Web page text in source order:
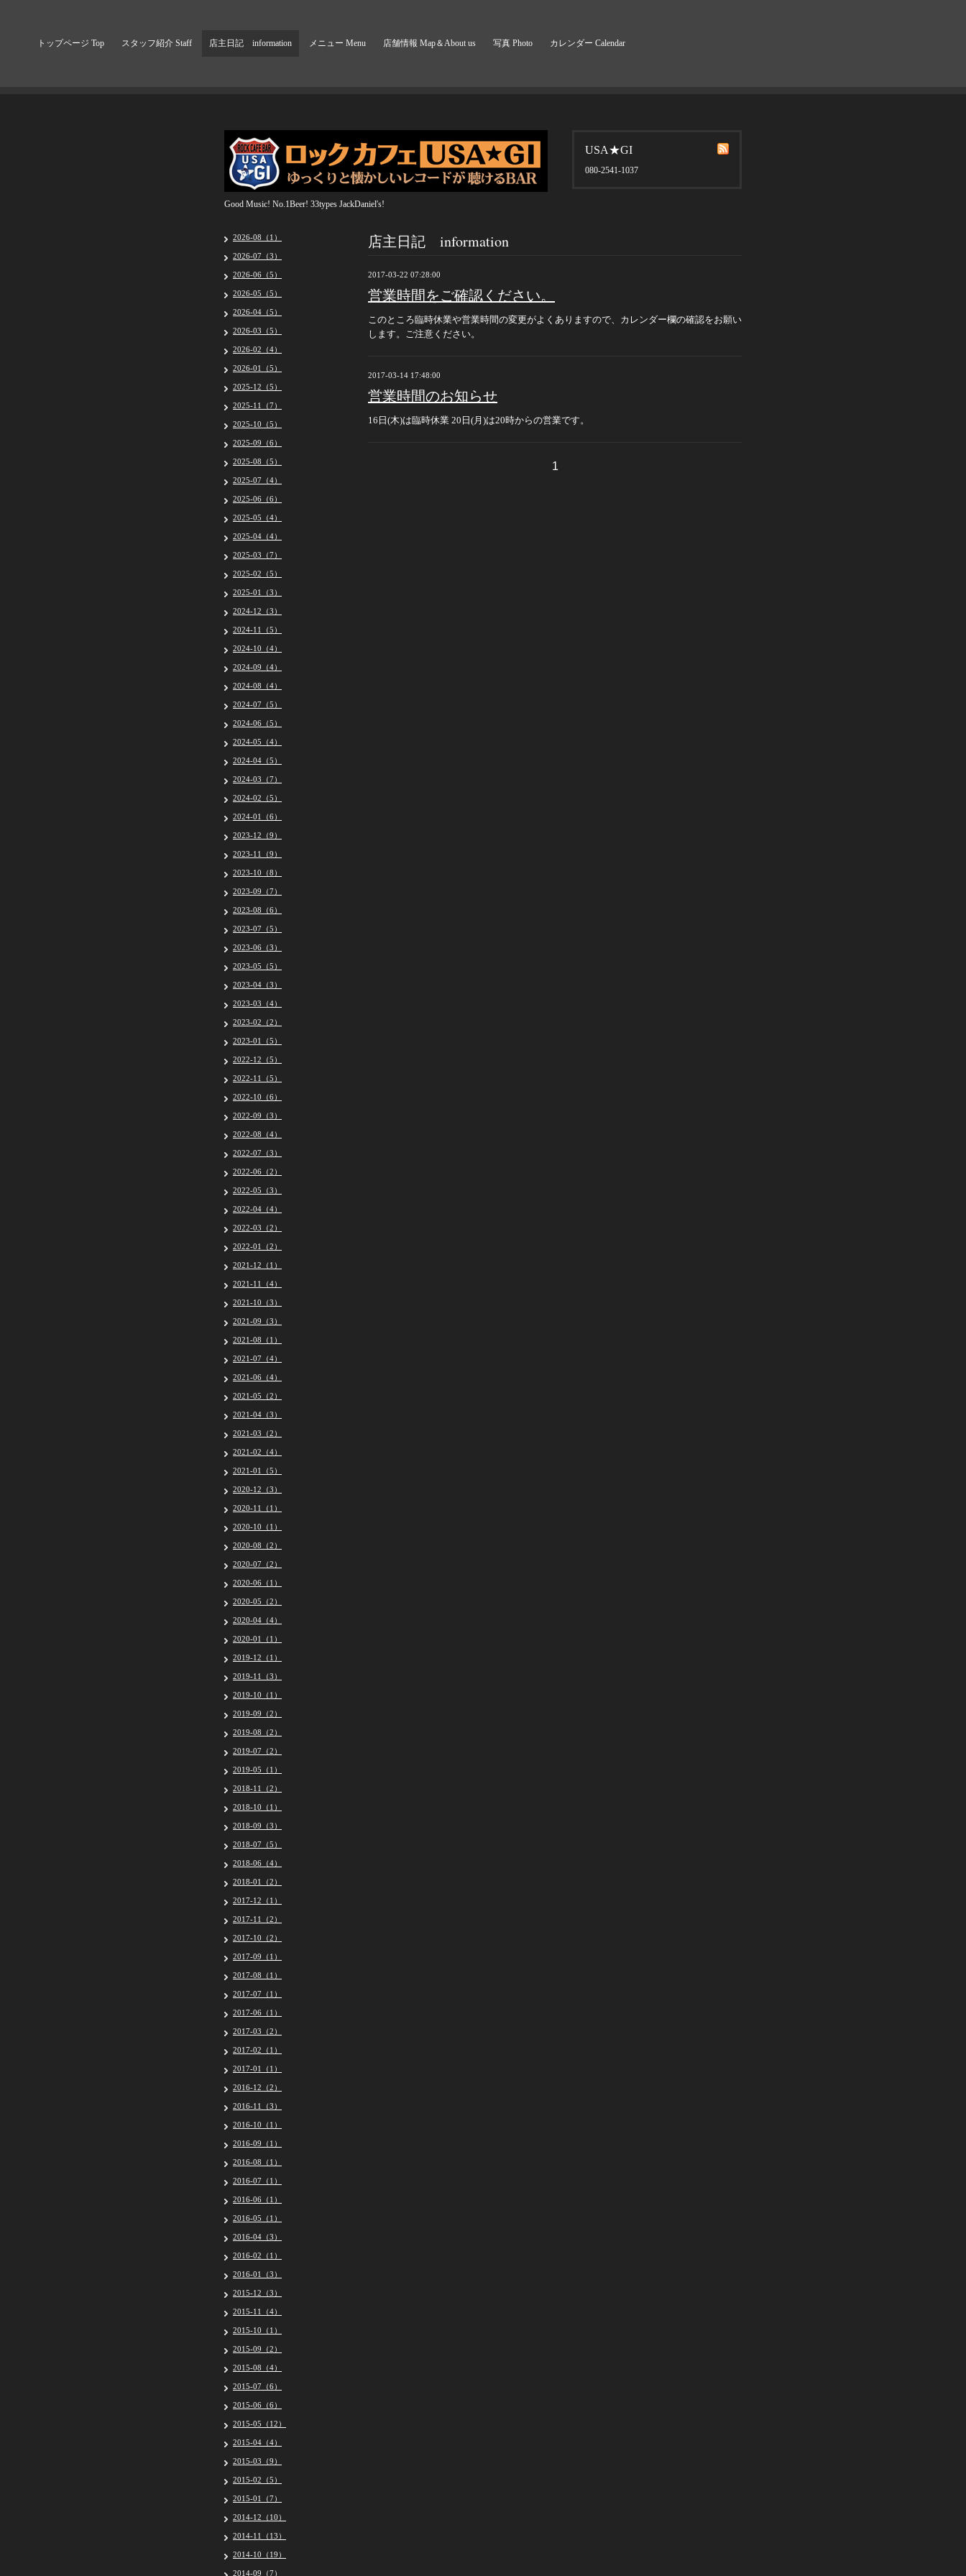
トップページ Top スタッフ紹介 Staff 店主日記 information メニュー Menu 店舗情報 Map＆About us 写真 Photo カレンダー Calendar
USA★GI
080-2541-1037
Good Music! No.1Beer! 33types JackDaniel's!
店主日記 information
2017-03-22 07:28:00
営業時間をご確認ください。
このところ臨時休業や営業時間の変更がよくありますので、カレンダー欄の確認をお願い
します。ご注意ください。
2017-03-14 17:48:00
営業時間のお知らせ
16日(木)は臨時休業 20日(月)は20時からの営業です。
1
2026-08（1）
2026-07（3）
2026-06（5）
2026-05（5）
2026-04（5）
2026-03（5）
2026-02（4）
2026-01（5）
2025-12（5）
2025-11（7）
2025-10（5）
2025-09（6）
2025-08（5）
2025-07（4）
2025-06（6）
2025-05（4）
2025-04（4）
2025-03（7）
2025-02（5）
2025-01（3）
2024-12（3）
2024-11（5）
2024-10（4）
2024-09（4）
2024-08（4）
2024-07（5）
2024-06（5）
2024-05（4）
2024-04（5）
2024-03（7）
2024-02（5）
2024-01（6）
2023-12（9）
2023-11（9）
2023-10（8）
2023-09（7）
2023-08（6）
2023-07（5）
2023-06（3）
2023-05（5）
2023-04（3）
2023-03（4）
2023-02（2）
2023-01（5）
2022-12（5）
2022-11（5）
2022-10（6）
2022-09（3）
2022-08（4）
2022-07（3）
2022-06（2）
2022-05（3）
2022-04（4）
2022-03（2）
2022-01（2）
2021-12（1）
2021-11（4）
2021-10（3）
2021-09（3）
2021-08（1）
2021-07（4）
2021-06（4）
2021-05（2）
2021-04（3）
2021-03（2）
2021-02（4）
2021-01（5）
2020-12（3）
2020-11（1）
2020-10（1）
2020-08（2）
2020-07（2）
2020-06（1）
2020-05（2）
2020-04（4）
2020-01（1）
2019-12（1）
2019-11（3）
2019-10（1）
2019-09（2）
2019-08（2）
2019-07（2）
2019-05（1）
2018-11（2）
2018-10（1）
2018-09（3）
2018-07（5）
2018-06（4）
2018-01（2）
2017-12（1）
2017-11（2）
2017-10（2）
2017-09（1）
2017-08（1）
2017-07（1）
2017-06（1）
2017-03（2）
2017-02（1）
2017-01（1）
2016-12（2）
2016-11（3）
2016-10（1）
2016-09（1）
2016-08（1）
2016-07（1）
2016-06（1）
2016-05（1）
2016-04（3）
2016-02（1）
2016-01（3）
2015-12（3）
2015-11（4）
2015-10（1）
2015-09（2）
2015-08（4）
2015-07（6）
2015-06（6）
2015-05（12）
2015-04（4）
2015-03（9）
2015-02（5）
2015-01（7）
2014-12（10）
2014-11（13）
2014-10（19）
2014-09（7）